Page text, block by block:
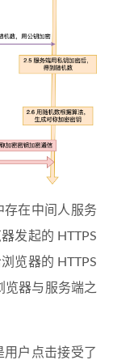
存在中间人服务
发起的 HTTPS
览器的 HTTPS
览器与服务端之
户点击接受了